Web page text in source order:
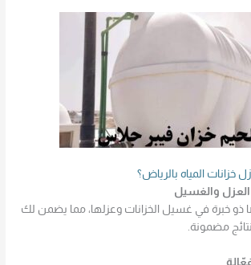
خزانات المياه بالرياض؟
والغسيل
ذو خبرة في غسيل الخزانات وعزلها، مما يضمن لك
مضمونة.